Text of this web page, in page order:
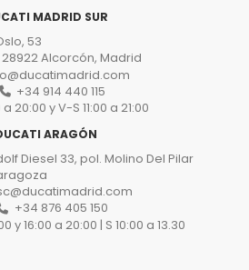
MADRID SUR
53
28922 Alcorcón, Madrid
+34 914 440 115
a 20:00 y V-S 11:00 a 21:00
ARAGÓN
Diesel 33, pol. Molino Del Pilar
+34 876 405 150
y 16:00 a 20:00 | S 10:00 a 13.30